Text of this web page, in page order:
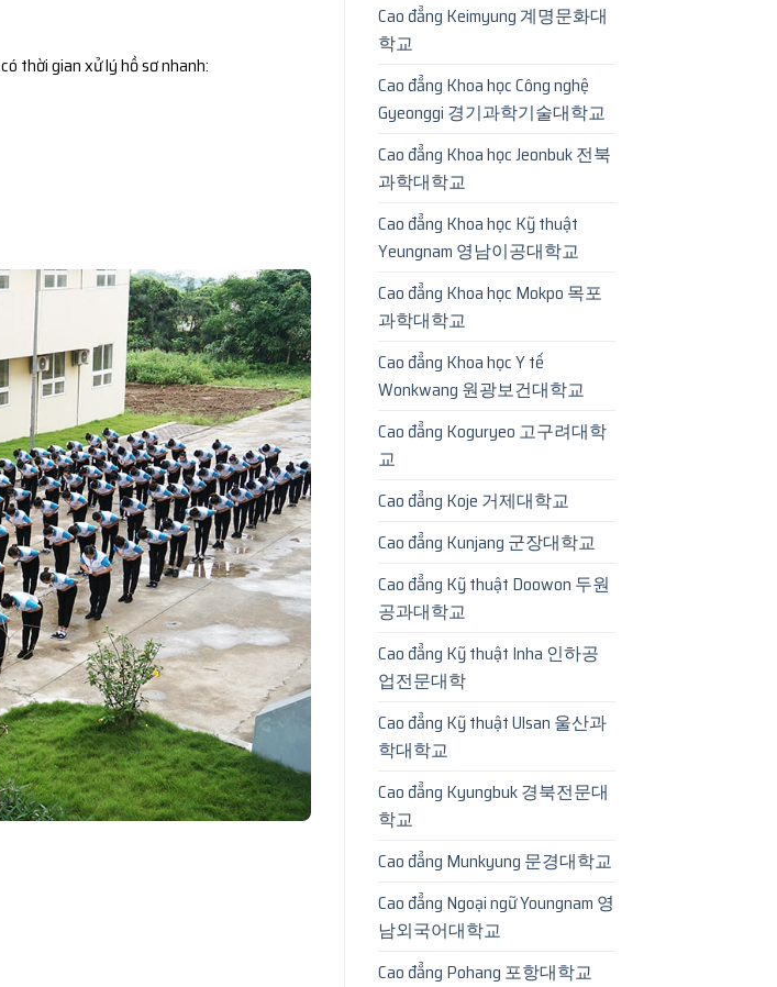
có thời gian xử lý hồ sơ nhanh:
Cao đẳng Keimyung 계명문화대
학교
Cao đẳng Khoa học Công nghệ
Gyeonggi 경기과학기술대학교
Cao đẳng Khoa học Jeonbuk 전북
과학대학교
Cao đẳng Khoa học Kỹ thuật
Yeungnam 영남이공대학교
Cao đẳng Khoa học Mokpo 목포
과학대학교
Cao đẳng Khoa học Y tế
Wonkwang 원광보건대학교
Cao đẳng Koguryeo 고구려대학
교
Cao đẳng Koje 거제대학교
Cao đẳng Kunjang 군장대학교
Cao đẳng Kỹ thuật Doowon 두원
공과대학교
Cao đẳng Kỹ thuật Inha 인하공
업전문대학
Cao đẳng Kỹ thuật Ulsan 울산과
학대학교
Cao đẳng Kyungbuk 경북전문대
학교
Cao đẳng Munkyung 문경대학교
Cao đẳng Ngoại ngữ Youngnam 영
남외국어대학교
Cao đẳng Pohang 포항대학교